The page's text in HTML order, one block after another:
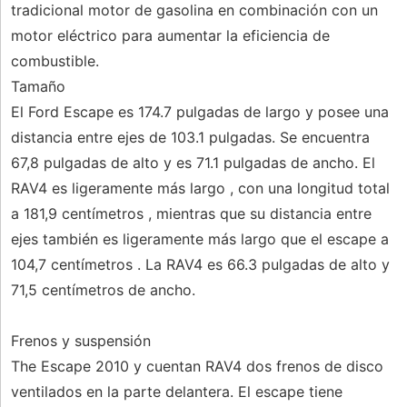
tradicional motor de gasolina en combinación con un
motor eléctrico para aumentar la eficiencia de
combustible.
Tamaño
El Ford Escape es 174.7 pulgadas de largo y posee una
distancia entre ejes de 103.1 pulgadas. Se encuentra
67,8 pulgadas de alto y es 71.1 pulgadas de ancho. El
RAV4 es ligeramente más largo , con una longitud total
a 181,9 centímetros , mientras que su distancia entre
ejes también es ligeramente más largo que el escape a
104,7 centímetros . La RAV4 es 66.3 pulgadas de alto y
71,5 centímetros de ancho.
Frenos y suspensión
The Escape 2010 y cuentan RAV4 dos frenos de disco
ventilados en la parte delantera. El escape tiene